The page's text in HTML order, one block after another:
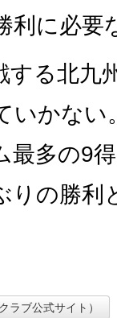
利に必要
る北九
いかない
最多の9
りの勝利
ラブ公式サイト）